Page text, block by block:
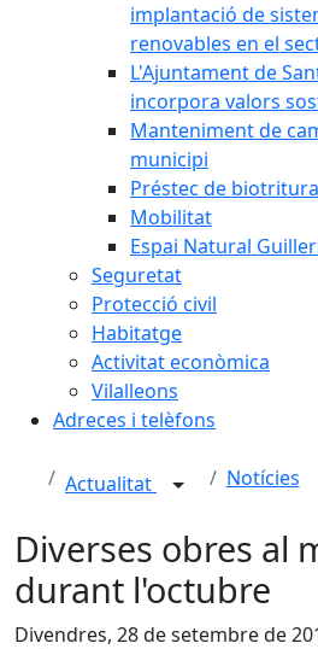
implantació de
renovables en el
L'Ajuntament de
incorpora valors
Manteniment de
municipi
Préstec de
Mobilitat
Espai Natural
Seguretat
Protecció civil
Habitatge
Activitat econòmica
Vilalleons
Adreces i telèfons
Actualitat Notícies
Diverses obres al
durant l'octubre
Divendres, 28 de setembre de